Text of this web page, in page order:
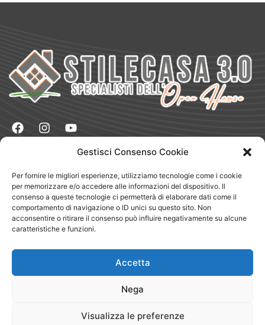
Gestisci Consenso Cookie
Per fornire le migliori esperienze, utilizziamo tecnologie come i cookie
per memorizzare e/o accedere alle informazioni del dispositivo. Il
consenso a queste tecnologie ci permetterà di elaborare dati come il
comportamento di navigazione o ID unici su questo sito. Non
acconsentire o ritirare il consenso può influire negativamente su alcune
caratteristiche e funzioni.
Accetta
Nega
Visualizza le preferenze
Comprare
Dove Siamo
Chi Siamo
Blog
Testimonianze
Magazine
App